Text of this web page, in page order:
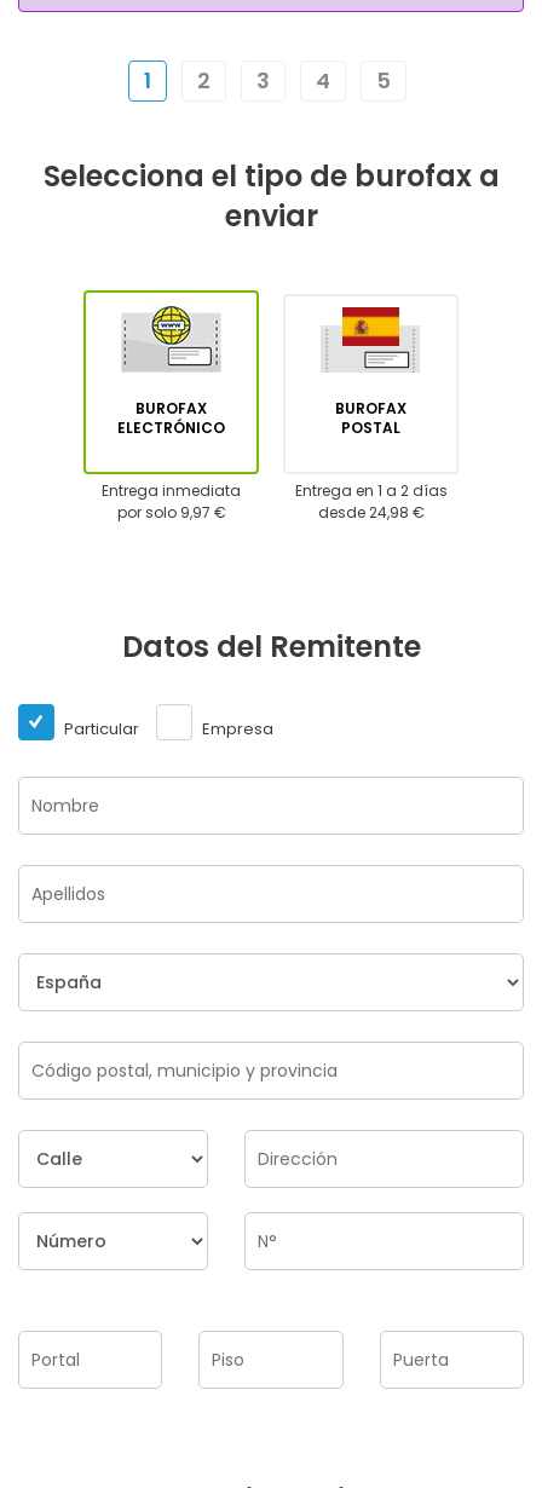
1 2 3 4 5
Selecciona el tipo de burofax a
enviar
BUROFAX
ELECTRÓNICO
Entrega inmediata
por solo 9,97 €
BUROFAX
POSTAL
Entrega en 1 a 2 días
desde 24,98 €
Datos del Remitente
Particular Empresa